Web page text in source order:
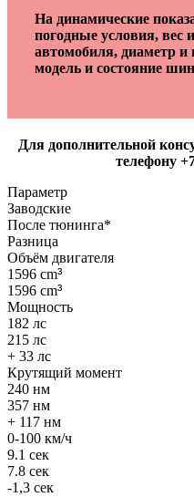
На динамические
погодные условия, вес
автомобиля, диаметр
модель и состояние
Для дополнительной
телефону
Параметр
Заводские
После тюнинга*
Разница
Объём двигателя
1596 cm³
1596 cm³
Мощность
182 лс
215 лс
+ 33 лс
Крутящий момент
240 нм
357 нм
+ 117 нм
0-100 км/ч
9.1 сек
7.8 сек
-1,3 сек